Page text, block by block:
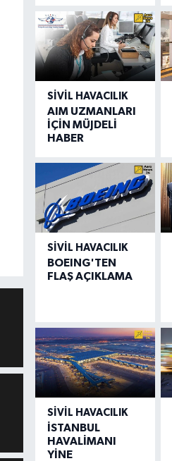
SIVIL HAVACILIK
AIM UZMANLARI
İÇİN MÜJDELİ
HABER
SIVIL HAVACILIK
BOEING'TEN
FLAŞ AÇIKLAMA
SIVIL HAVACILIK
İSTANBUL
HAVALİMANI
YİNE